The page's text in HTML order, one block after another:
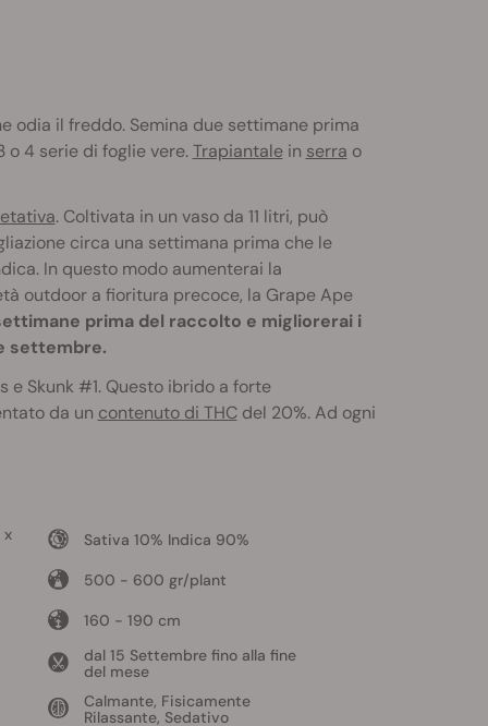
odia il freddo. Semina due settimane prima
4 serie di foglie vere.Trapiantalein serra o
. Coltivata in un vaso da 11 litri, può
circa una settimana prima che le
In questo modo aumenterai la
outdoor a fioritura precoce, la Grape Ape
prima del raccolto e migliorerai i
settembre.
Skunk #1. Questo ibrido a forte
da un contenuto di THCdel 20%. Ad ogni
x Sativa 10% Indica 90%
500 - 600 gr/plant
160 - 190 cm
dal 15 Settembre fino alla fine
del mese
Calmante, Fisicamente
Rilassante, Sedativo